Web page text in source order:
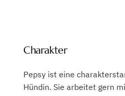
Charakter
Pepsy ist eine
Hündin. Sie arbeitet gern